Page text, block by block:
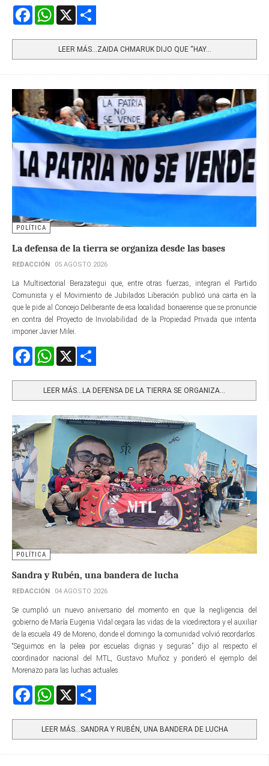
FacebookWhatsApp
LEER MÁS…ZAIDA CHMARUK DIJO QUE “HAY...
POLÍTICA
La defensa de la tierra se organiza desde las bases
REDACCIÓN 05 AGOSTO 2026
La Multisectorial Berazategui que, entre otras fuerzas, integran el Partido
Comunista y el Movimiento de Jubilados Liberación publicó una carta en la
que le pide al Concejo Deliberante de esa localidad bonaerense que se pronuncie
en contra del Proyecto de Inviolabilidad de la Propiedad Privada que intenta
imponer Javier Milei.
FacebookWhatsApp
LEER MÁS…LA DEFENSA DE LA TIERRA SE ORGANIZA...
POLÍTICA
Sandra y Rubén, una bandera de lucha
REDACCIÓN 04 AGOSTO 2026
Se cumplió un nuevo aniversario del momento en que la negligencia del
gobierno de María Eugenia Vidal cegara las vidas de la vicedirectora y el auxiliar
de la escuela 49 de Moreno, donde el domingo la comunidad volvió recordarlos.
“Seguimos en la pelea por escuelas dignas y seguras” dijo al respecto el
coordinador nacional del MTL, Gustavo Muñoz y ponderó el ejemplo del
Morenazo para las luchas actuales.
FacebookWhatsApp
LEER MÁS…SANDRA Y RUBÉN, UNA BANDERA DE LUCHA